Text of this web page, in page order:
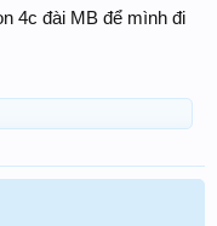
4c đài MB để mình đi